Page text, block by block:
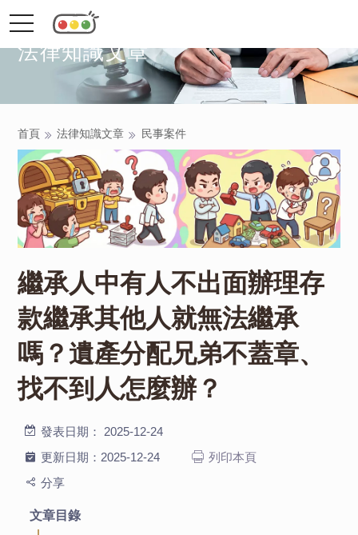
toggle
法律知識文章
首頁 法律知識文章 民事案件
繼承人中有人不出面辦理存
款繼承其他人就無法繼承
嗎？遺產分配兄弟不蓋章、
找不到人怎麼辦？
發表日期： 2025-12-24
更新日期： 2025-12-24
列印本頁
分享
文章目錄